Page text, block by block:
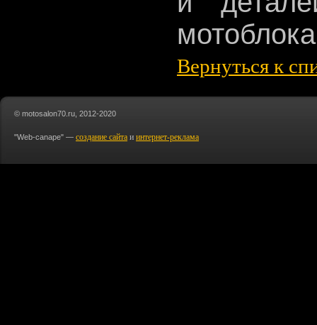
Вернуться к
© motosalon70.ru, 2012-2020
"Web-canape" — создание сайта и интернет-реклама